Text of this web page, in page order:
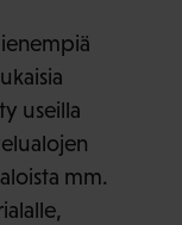
useilla
mm.